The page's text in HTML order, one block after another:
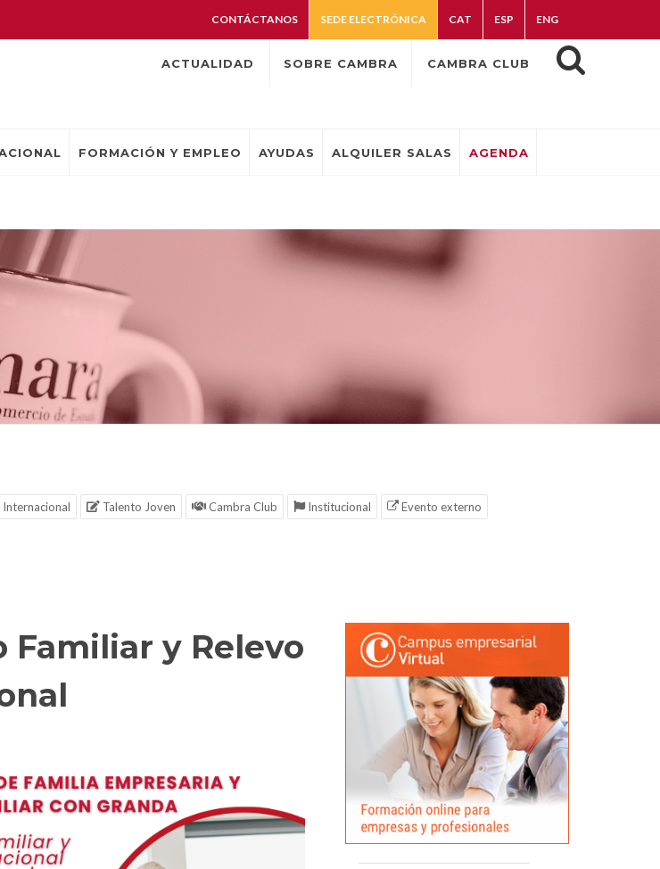
CONTÁCTANOS SEDE ELECTRÓNICA CAT ESP ENG
ACTUALIDAD SOBRE CAMBRA CAMBRA CLUB
FORMACIÓN Y EMPLEO AYUDAS ALQUILER SALAS AGENDA
Internacional Talento Joven Cambra Club Institucional
Evento externo
Familiar y Relevo